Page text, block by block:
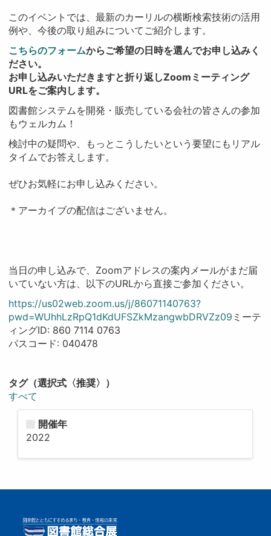
このイベントでは、最新のカーリルの横断検索技術の活用
例や、今後の取り組みについてご紹介します。
こちらのフォームからご希望の日時を選んでお申し込みく
ださい。
お申し込みいただきますと折り返しZoomミーティング
URLをご案内します。
図書館システムを開発・販売している会社の皆さんの参加
もウェルカム！
検討中の疑問や、もっとこうしたいという要望にもリアル
タイムでお答えします。
ぜひお気軽にお申し込みください。
＊アーカイブの配信はございません。
当日の申し込みで、Zoomアドレスの案内メールがまだ届
いていない方は、以下のURLから直接ご参加ください。
https://us02web.zoom.us/j/86071140763?
pwd=WUhhLzRpQ1dKdUFSZkMzangwbDRVZz09 ミーテ
ィングID: 860 7114 0763
パスコード: 040478
タグ（選択式〈推奨〉）
すべて
開催年
2022